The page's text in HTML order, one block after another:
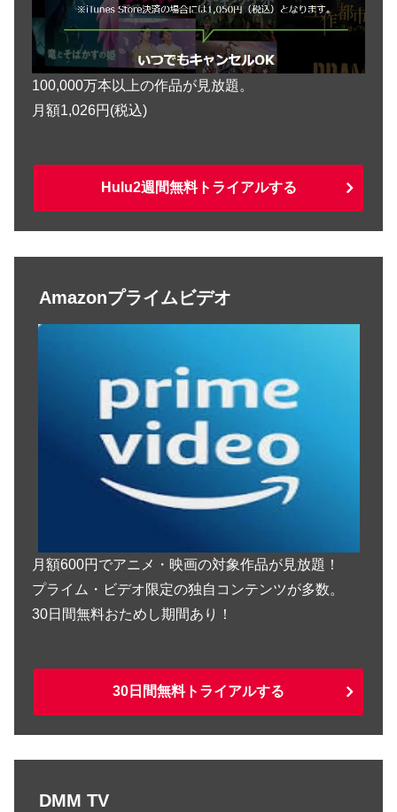
100,000万本以上の作品が見放題。
月額1,026円(税込)
Hulu2週間無料トライアルする
Amazonプライムビデオ
月額600円でアニメ・映画の対象作品が見放題！
プライム・ビデオ限定の独自コンテンツが多数。
30日間無料おためし期間あり！
30日間無料トライアルする
DMM TV